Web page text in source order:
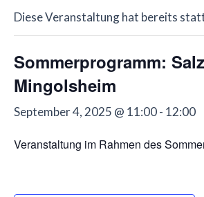
Diese Veranstaltung hat bereits
Sommerprogramm:
Mingolsheim
September 4, 2025 @ 11:00- 12:00
Veranstaltung im Rahmen des